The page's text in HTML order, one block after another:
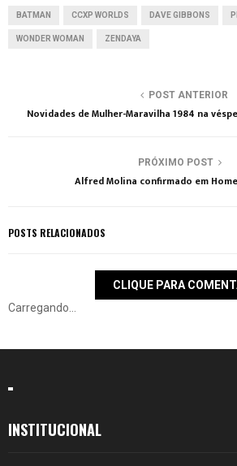
BATMAN CCXP WORLDS DAVE GIBBONS
WONDER WOMAN ZENDAYA
POST ANTERIOR
Novidades de Mulher-Maravilha 1984 na
PRÓXIMO POST
Alfred Molina confirmado em
POSTS RELACIONADOS
CLIQUE PARA
Carregando...
INSTITUCIONAL